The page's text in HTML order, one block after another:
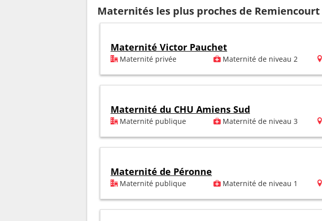
Maternités les plus proches de Remiencourt
Maternité Victor Pauchet
Maternité privée Maternité de niveau 2
Maternité du CHU Amiens Sud
Maternité publique Maternité de niveau 3
Maternité de Péronne
Maternité publique Maternité de niveau 1